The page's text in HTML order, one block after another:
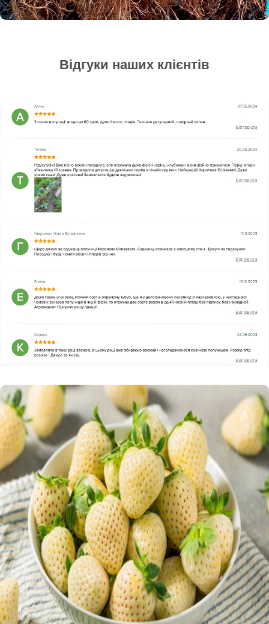
Відгуки наших клієнтів